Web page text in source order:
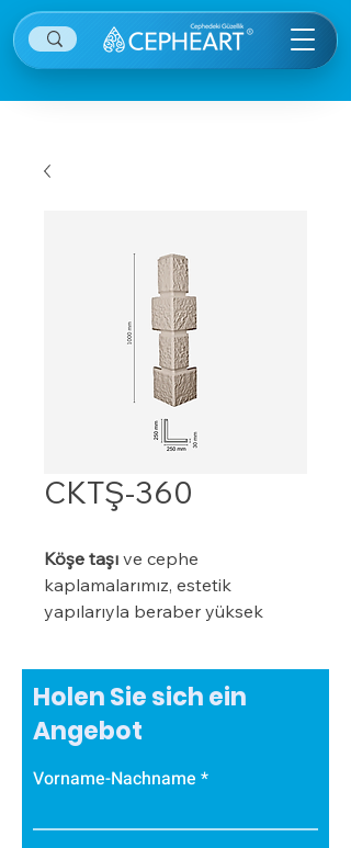
CKTŞ-360
Köşe taşı ve cephe
kaplamalarımız, estetik
yapılarıyla beraber yüksek
sahiptir. Bu ürünlerimiz,dış
dekor ürünlerikategorisinde
özel bir konuma sahiptir ve
müşterilerimizin binalarını görsel
açıdan zenginleştirmelerine
Holen Sie sich ein
Angebot
Vorname-Nachname